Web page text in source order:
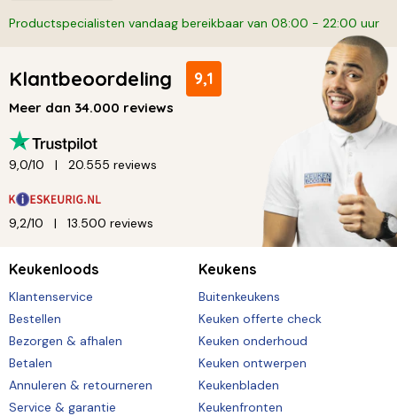
Productspecialisten vandaag bereikbaar van 08:00 - 22:00 uur
Klantbeoordeling 9,1
Meer dan 34.000 reviews
9,0/10 20.555 reviews
9,2/10 13.500 reviews
Keukenloods
Klantenservice
Bestellen
Bezorgen & afhalen
Betalen
Annuleren & retourneren
Service & garantie
Keukens
Buitenkeukens
Keuken offerte check
Keuken onderhoud
Keuken ontwerpen
Keukenbladen
Keukenfronten